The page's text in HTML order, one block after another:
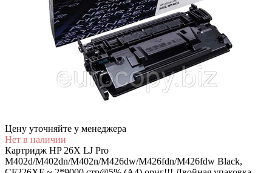
Цену уточняйте у менеджера
Нет в наличии
Картридж HP 26X LJ Pro
M402d/M402dn/M402n/M426dw/M426fdn/M426fdw Black,